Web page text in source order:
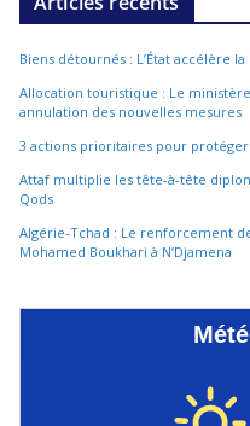
Biens détournés : L’État accélère
Allocation touristique : Le
annulation des nouvelles mesures
3 actions prioritaires pour protéger
Attaf multiplie les tête-à-tête
Qods
Algérie-Tchad : Le renforcement
Mohamed Boukhari à N’Djamena